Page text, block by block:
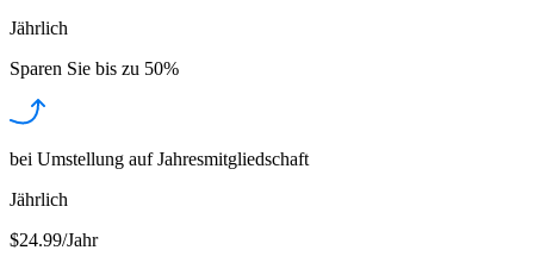
Jährlich
Sparen Sie bis zu 50%
bei Umstellung auf Jahresmitgliedschaft
Jährlich
$24.99/Jahr